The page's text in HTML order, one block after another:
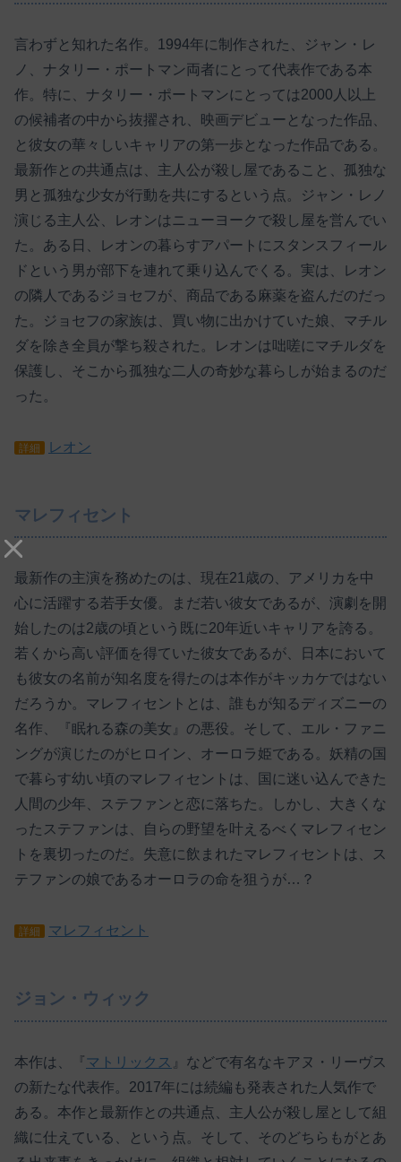
言わずと知れた名作。1994年に制作された、ジャン・レ
ノ、ナタリー・ポートマン両者にとって代表作である本
作。特に、ナタリー・ポートマンにとっては2000人以上
の候補者の中から抜擢され、映画デビューとなった作品、
と彼女の華々しいキャリアの第一歩となった作品である。
最新作との共通点は、主人公が殺し屋であること、孤独な
男と孤独な少女が行動を共にするという点。ジャン・レノ
演じる主人公、レオンはニューヨークで殺し屋を営んでい
た。ある日、レオンの暮らすアパートにスタンスフィール
ドという男が部下を連れて乗り込んでくる。実は、レオン
の隣人であるジョセフが、商品である麻薬を盗んだのだっ
た。ジョセフの家族は、買い物に出かけていた娘、マチル
ダを除き全員が撃ち殺された。レオンは咄嗟にマチルダを
保護し、そこから孤独な二人の奇妙な暮らしが始まるのだ
った。
詳細 レオン
マレフィセント
最新作の主演を務めたのは、現在21歳の、アメリカを中
心に活躍する若手女優。まだ若い彼女であるが、演劇を開
始したのは2歳の頃という既に20年近いキャリアを誇る。
若くから高い評価を得ていた彼女であるが、日本において
も彼女の名前が知名度を得たのは本作がキッカケではない
だろうか。マレフィセントとは、誰もが知るディズニーの
名作、『眠れる森の美女』の悪役。そして、エル・ファニ
ングが演じたのがヒロイン、オーロラ姫である。妖精の国
で暮らす幼い頃のマレフィセントは、国に迷い込んできた
人間の少年、ステファンと恋に落ちた。しかし、大きくな
ったステファンは、自らの野望を叶えるべくマレフィセン
トを裏切ったのだ。失意に飲まれたマレフィセントは、ス
テファンの娘であるオーロラの命を狙うが…？
詳細 マレフィセント
ジョン・ウィック
本作は、『マトリックス 』などで有名なキアヌ・リーヴス
の新たな代表作。2017年には続編も発表された人気作で
ある。本作と最新作との共通点、主人公が殺し屋として組
織に仕えている、という点。そして、そのどちらもがとあ